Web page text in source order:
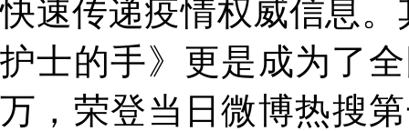
快速传递疫情权威信息
护士的手》更是成为了
万，荣登当日微博热搜